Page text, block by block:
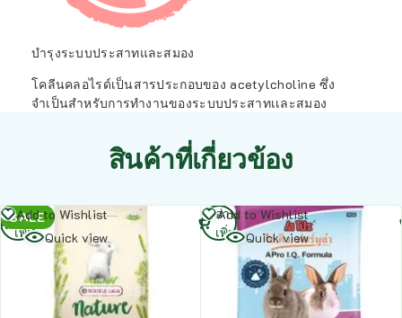
บำรุงระบบประสาทและสมอง
โคลีนคลอไรด์เป็นสารประกอบของ acetylcholine ซึ่ง
จำเป็นสำหรับการทำงานของระบบประสาทเเละสมอง
สินค้าที่เกี่ยวข้อง
SALE
Add to Wishlist
Quick view
อ่าน
เพิ่ม
Add to Wishlist
Quick view
อ่าน
เพิ่ม